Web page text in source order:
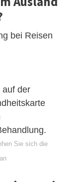
bei Reisen
auf der
Sie sich die